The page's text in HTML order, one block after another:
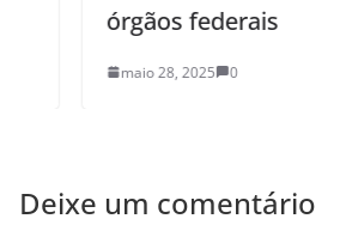
órgãos federais
maio 28, 2025 0
Deixe um comentário